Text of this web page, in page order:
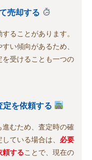
売却する
ることがあります。
い傾向があるため、
受けることも一つの
を依頼する
むため、査定時の確
ている場合は、 必要
頼することで、現在の